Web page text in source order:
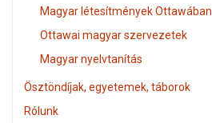
Magyar létesítmények Ottawában
Ottawai magyar szervezetek
Magyar nyelvtanítás
Ösztöndíjak, egyetemek, táborok
Rólunk